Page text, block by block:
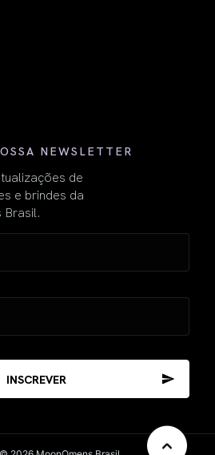
NEWSLETTER
de
e brindes da
Brasil.